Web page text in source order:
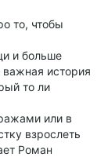
то, чтобы
и больше
история
то ли
или в
взрослеть
Роман